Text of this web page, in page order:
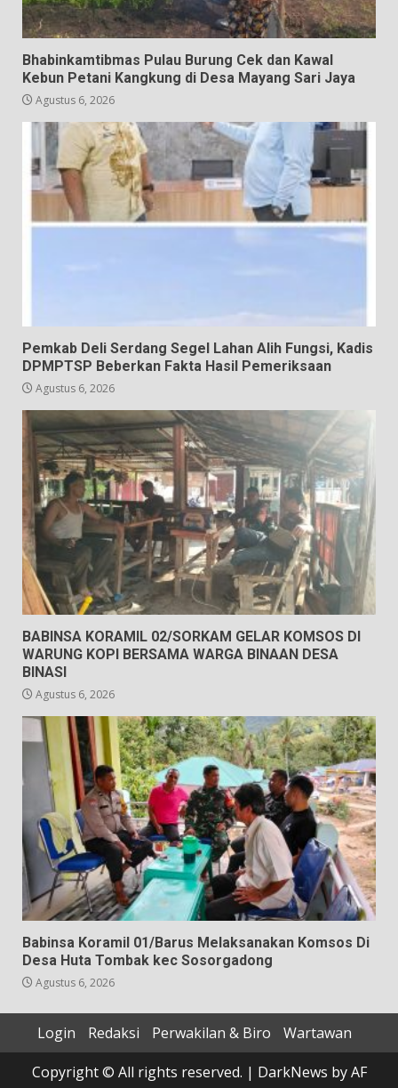
Bhabinkamtibmas Pulau Burung Cek dan Kawal
Kebun Petani Kangkung di Desa Mayang Sari Jaya
Agustus 6, 2026
Pemkab Deli Serdang Segel Lahan Alih Fungsi, Kadis
DPMPTSP Beberkan Fakta Hasil Pemeriksaan
Agustus 6, 2026
BABINSA KORAMIL 02/SORKAM GELAR KOMSOS DI
WARUNG KOPI BERSAMA WARGA BINAAN DESA
BINASI
Agustus 6, 2026
Babinsa Koramil 01/Barus Melaksanakan Komsos Di
Desa Huta Tombak kec Sosorgadong
Agustus 6, 2026
Login Redaksi Perwakilan & Biro
Wartawan
Copyright © All rights reserved. | DarkNews by AF